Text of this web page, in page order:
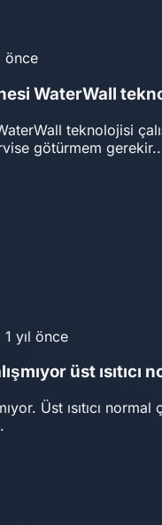
önce
WaterWall
teknolojisi
götürmem
1 yıl önce
üst ısıtıcı
Üst ısıtıcı